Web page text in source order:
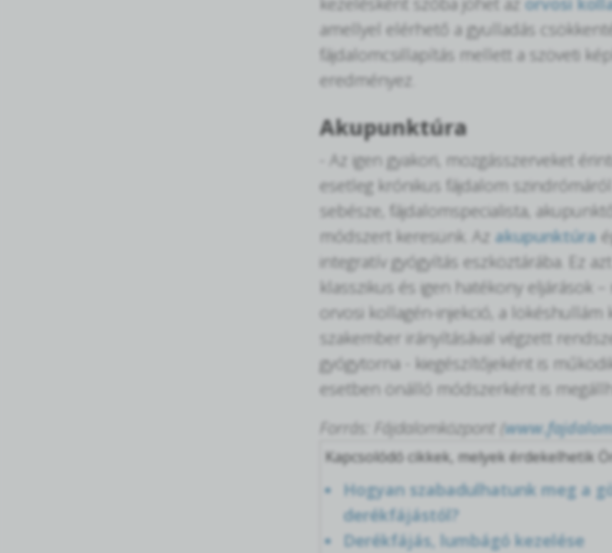
amellyel elérhető a gyulladás
fájdalomcsillapítás mellett a szöveti
eredményez.
Akupunktúra
- Az igen gyakori, mozgásszerveket
esetleg krónikus fájdalom
sebésze, fájdalomspecialista,
módszert keresünk. Az akupunktúra
integratív gyógyítás eszköztárába. Ez
klasszikus és igen hatékony eljárások
orvosi kollagén-injekció, a lökéshullám
szakember irányításával végzett
gyógytorna - kiegészítőjeként is
esetben önálló módszerként is
Forrás: Fájdalomközpont (
Kapcsolódó cikkek, melyek érdekelhetik
Hogyan szabadulhatunk meg a
derékfájástól?
Derékfájás, lumbágó kezelése